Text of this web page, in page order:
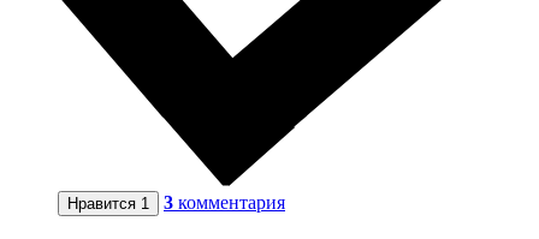
Нравится 1 3 комментария